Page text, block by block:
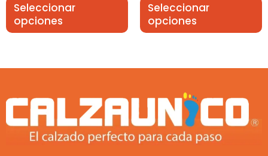
Seleccionar
opciones
Seleccionar
opciones